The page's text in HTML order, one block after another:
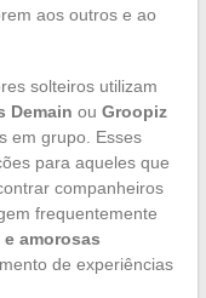
aos outros e ao
solteiros utilizam
Demain ou Groopiz
em grupo. Esses
para aqueles que
companheiros
frequentemente
amorosas
de experiências